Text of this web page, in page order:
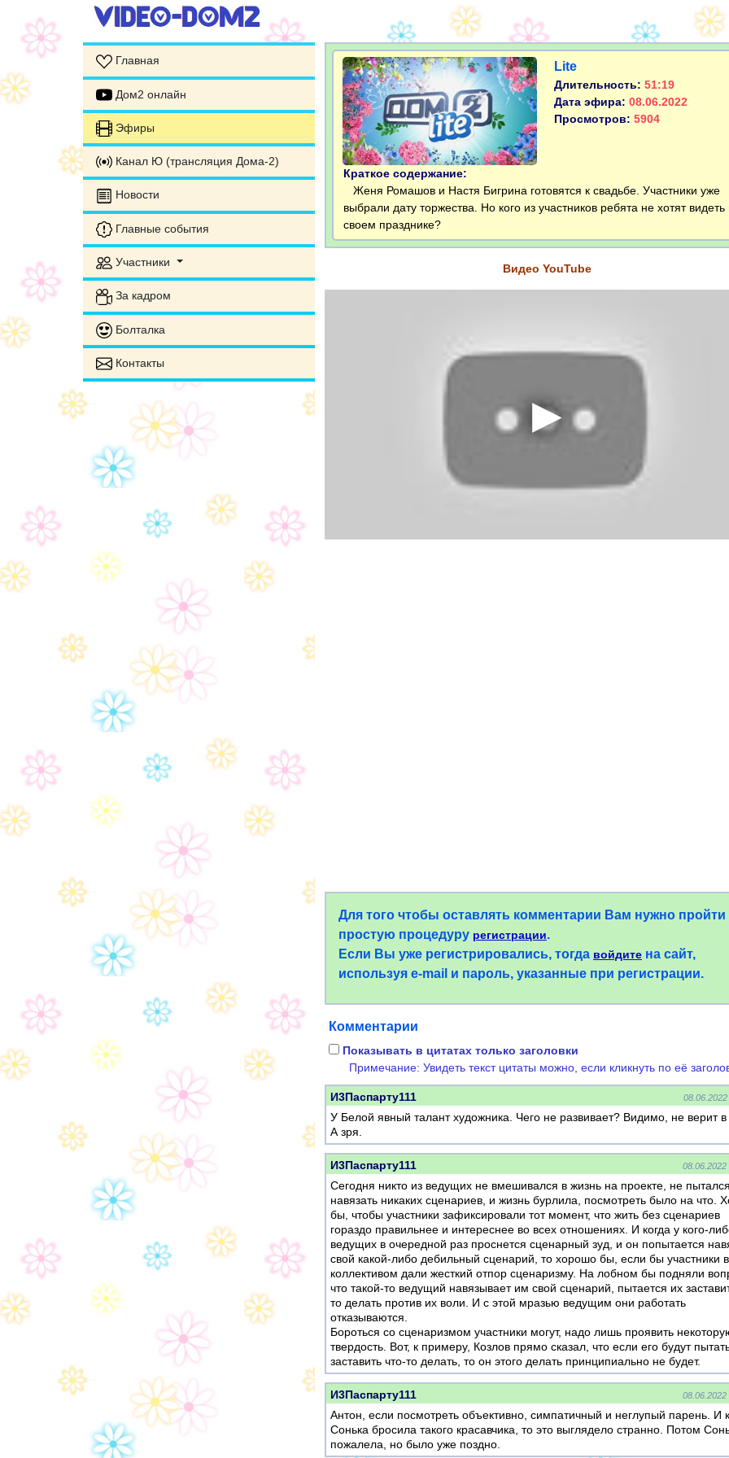
Главная
Дом2 онлайн
Эфиры
Канал Ю (трансляция Дома-2)
Новости
Главные события
Участники
За кадром
Болталка
Контакты
Lite
Длительность: 51:19
Дата эфира: 08.06.2022
Просмотров: 5904
Краткое содержание:
Женя Ромашов и Настя Бигрина готовятся к свадьбе. Участники уже
выбрали дату торжества. Но кого из участников ребята не хотят видеть
своем празднике?
Видео YouTube
Для того чтобы оставлять комментарии Вам нужно пройти
простую процедуру регистрации.
Если Вы уже регистрировались, тогда войдите на сайт,
используя e-mail и пароль, указанные при регистрации.
Комментарии
Показывать в цитатах только заголовки
Примечание: Увидеть текст цитаты можно, если кликнуть по её
И3Паспарту111 08.06.2022
У Белой явный талант художника. Чего не развивает? Видимо, не верит
А зря.
И3Паспарту111 08.06.2022
Сегодня никто из ведущих не вмешивался в жизнь на проекте, не
навязать никаких сценариев, и жизнь бурлила, посмотреть было на что.
бы, чтобы участники зафиксировали тот момент, что жить без сценариев
гораздо правильнее и интереснее во всех отношениях. И когда у кого-
ведущих в очередной раз проснется сценарный зуд, и он попытается
свой какой-либо дебильный сценарий, то хорошо бы, если бы участники
коллективом дали жесткий отпор сценаризму. На лобном бы подняли
что такой-то ведущий навязывает им свой сценарий, пытается их
то делать против их воли. И с этой мразью ведущим они работать
отказываются.
Бороться со сценаризмом участники могут, надо лишь проявить
твердость. Вот, к примеру, Козлов прямо сказал, что если его будут
заставить что-то делать, то он этого делать принципиально не будет.
И3Паспарту111 08.06.2022
Антон, если посмотреть объективно, симпатичный и неглупый парень. И
Сонька бросила такого красавчика, то это выглядело странно. Потом
пожалела, но было уже поздно.